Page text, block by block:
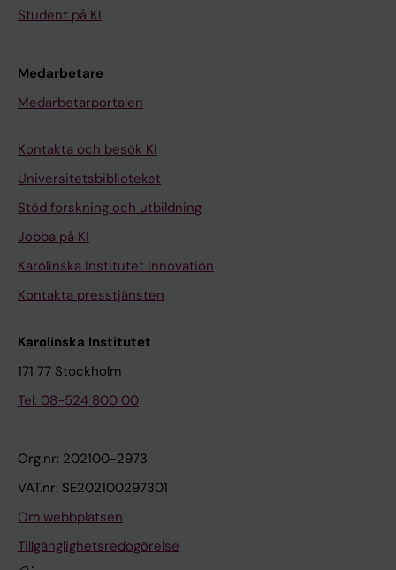
Student på KI
Medarbetare
Medarbetarportalen
Kontakta och besök KI
Universitetsbiblioteket
Stöd forskning och utbildning
Jobba på KI
Karolinska Institutet Innovation
Kontakta presstjänsten
Karolinska Institutet
171 77 Stockholm
Tel: 08-524 800 00
Org.nr: 202100-2973
VAT.nr: SE202100297301
Om webbplatsen
Tillgänglighetsredogörelse